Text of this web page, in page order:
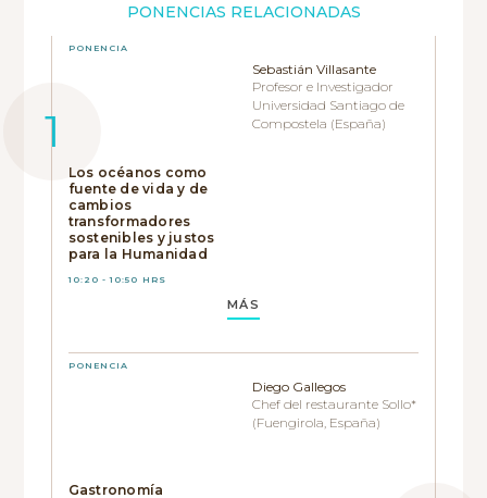
PONENCIAS RELACIONADAS
PONENCIA
Los océanos como
fuente de vida y de
cambios
transformadores
sostenibles y justos
para la Humanidad
10:20 - 10:50 HRS
Sebastián Villasante
Profesor e Investigador
Universidad Santiago de
Compostela (España)
MÁS
PONENCIA
Gastronomía
Diego Gallegos
Chef del restaurante Sollo*
(Fuengirola, España)